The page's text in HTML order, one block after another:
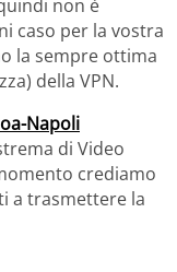
non è
caso per la vostra
la sempre ottima
della VPN.
Napoli
di Video
crediamo
a trasmettere la